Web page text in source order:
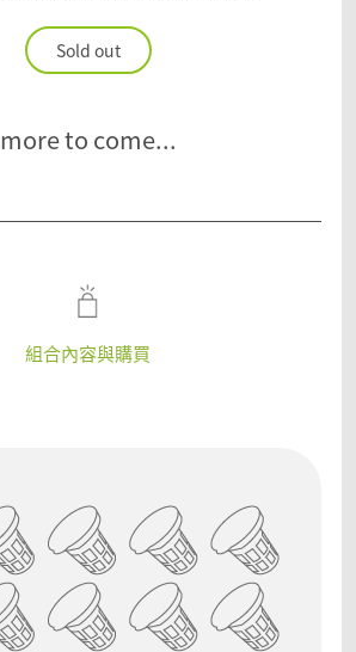
Sold out
more to come...
組合內容與購買